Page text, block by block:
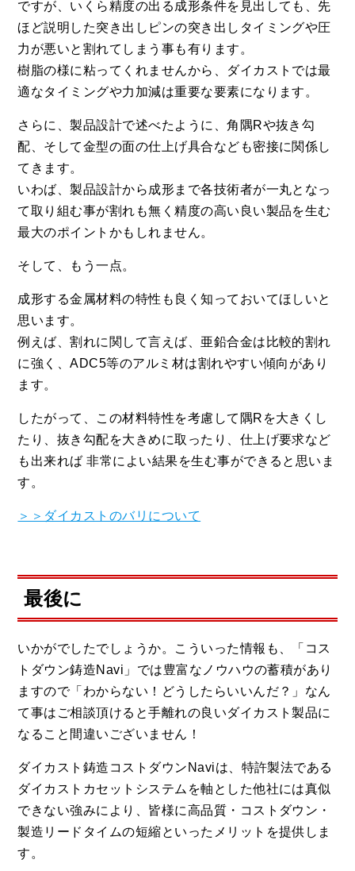
ですが、いくら精度の出る成形条件を見出しても、先
ほど説明した突き出しピンの突き出しタイミングや圧
力が悪いと割れてしまう事も有ります。
樹脂の様に粘ってくれませんから、ダイカストでは最
適なタイミングや力加減は重要な要素になります。
さらに、製品設計で述べたように、角隅Rや抜き勾
配、そして金型の面の仕上げ具合なども密接に関係し
てきます。
いわば、製品設計から成形まで各技術者が一丸となっ
て取り組む事が割れも無く精度の高い良い製品を生む
最大のポイントかもしれません。
そして、もう一点。
成形する金属材料の特性も良く知っておいてほしいと
思います。
例えば、割れに関して言えば、亜鉛合金は比較的割れ
に強く、ADC5等のアルミ材は割れやすい傾向があり
ます。
したがって、この材料特性を考慮して隅Rを大きくし
たり、抜き勾配を大きめに取ったり、仕上げ要求など
も出来れば 非常によい結果を生む事ができると思いま
す。
＞＞ダイカストのバリについて
最後に
いかがでしたでしょうか。こういった情報も、「コス
トダウン鋳造Navi」では豊富なノウハウの蓄積があり
ますので「わからない！どうしたらいいんだ？」なん
て事はご相談頂けると手離れの良いダイカスト製品に
なること間違いございません！
ダイカスト鋳造コストダウンNaviは、特許製法である
ダイカストカセットシステムを軸とした他社には真似
できない強みにより、皆様に高品質・コストダウン・
製造リードタイムの短縮といったメリットを提供しま
す。